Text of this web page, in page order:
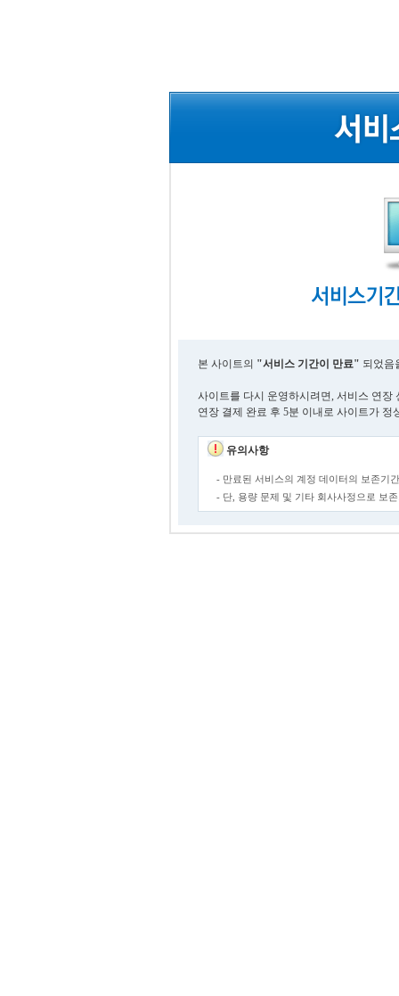
본 사이트의 "서비스 기간이 만료" 되었음
사이트를 다시 운영하시려면, 서비스 연장
연장 결제 완료 후 5분 이내로 사이트가 정
유의사항
- 만료된 서비스의 계정 데이터의 보존기
- 단, 용량 문제 및 기타 회사사정으로 보